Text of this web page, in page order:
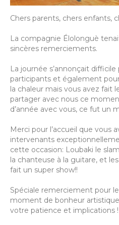
Chers parents, chers enfants,
La compagnie Élolonguè
sincères remerciements.
La journée s’annonçait
participants et également
la chaleur mais vous avez fait
partager avec nous ce
d’année avec vous, ce fut un
Merci pour l’accueil que vous
intervenants
cette occasion: Loubaki le
la chanteuse à la guitare, et
fait un super show!!
Spéciale remerciement pour
moment de bonheur
votre patience et implications !